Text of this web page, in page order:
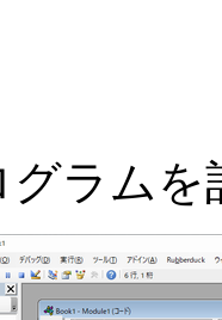
グラム